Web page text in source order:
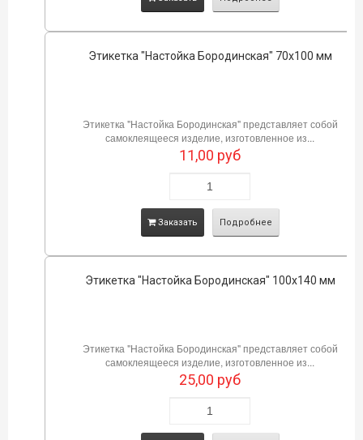
Этикетка "Настойка Бородинская" 70х100 мм
Этикетка "Настойка Бородинская" представляет собой
самоклеящееся изделие, изготовленное из...
11,00 руб
Заказать Подробнее
Этикетка "Настойка Бородинская" 100х140 мм
Этикетка "Настойка Бородинская" представляет собой
самоклеящееся изделие, изготовленное из...
25,00 руб